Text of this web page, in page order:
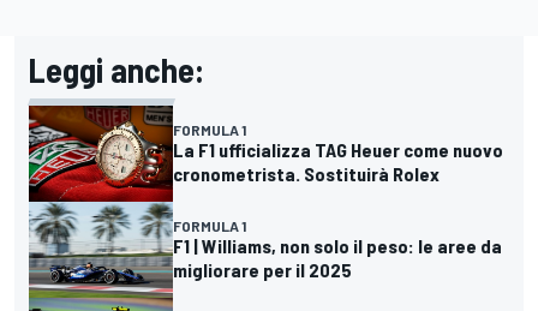
Leggi anche:
FORMULA 1
La F1 ufficializza TAG Heuer come nuovo
cronometrista. Sostituirà Rolex
FORMULA 1
F1 | Williams, non solo il peso: le aree da
migliorare per il 2025